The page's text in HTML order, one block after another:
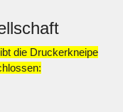
die Druckerkneipe